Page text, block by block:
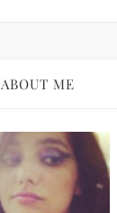
ABOUT ME